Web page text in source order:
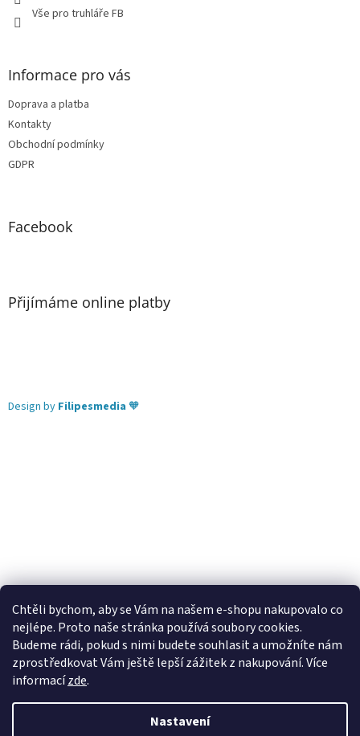
Chtěli bychom, aby se Vám na našem e-shopu nakupovalo co
nejlépe. Proto naše stránka používá soubory cookies.
Budeme rádi, pokud s nimi budete souhlasit a umožníte nám
zprostředkovat Vám ještě lepší zážitek z nakupování.Více
informacízde.
Nastavení
Vše pro truhláře FB
Informace pro vás
Doprava a platba
Kontakty
Obchodní podmínky
GDPR
Facebook
Přijímáme online platby
Design by Filipesmedia 🧡
Lekva nábytek ubytování pod Pálavou kování Tulip
úchytky Gamet
úchytky Siro Blum - perfecting motion
Vytvořil Shoptet